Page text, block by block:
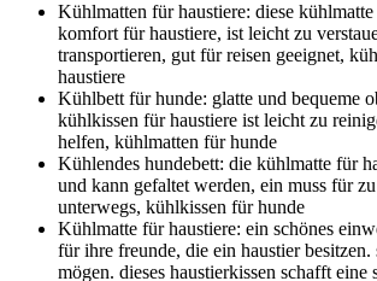
Kühlmatten für haustiere: diese
komfort für haustiere, ist leicht zu
transportieren, gut für reisen geeignet,
haustiere
Kühlbett für hunde: glatte und bequeme
kühlkissen für haustiere ist leicht zu
helfen, kühlmatten für hunde
Kühlendes hundebett: die kühlmatte für
und kann gefaltet werden, ein muss für
unterwegs, kühlkissen für hunde
Kühlmatte für haustiere: ein schönes
für ihre freunde, die ein haustier besitzen.
mögen. dieses haustierkissen schafft